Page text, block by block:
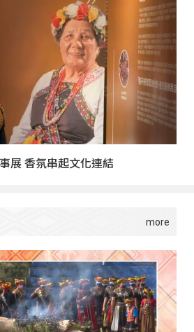
展 香氛串起文化連結